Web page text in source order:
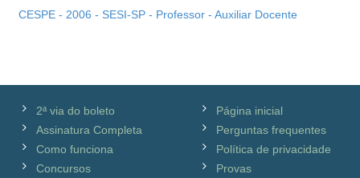
CESPE - 2006 - SESI-SP - Professor - Auxiliar Docente
2ª via do boleto
Assinatura Completa
Como funciona
Concursos
Página inicial
Perguntas frequentes
Política de privacidade
Provas